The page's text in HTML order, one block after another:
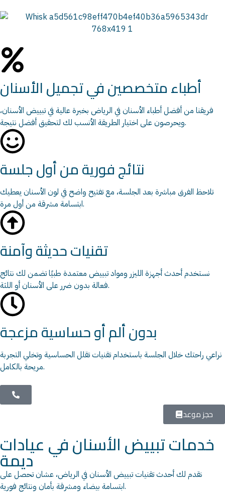
أطباء متخصصين في تجميل الأسنان
فريقنا من أفضل أطباء الأسنان في الرياض بخبرة عالية في تبييض الأسنان،
ويحرصون على اختيار الطريقة الأنسب لك لتحقيق أفضل نتيجة.
نتائج فورية من أول جلسة
تلاحظ الفرق مباشرة بعد الجلسة، مع تفتيح واضح في لون الأسنان يعطيك
ابتسامة مشرقة من أول مرة.
تقنيات حديثة وآمنة
نستخدم أحدث أجهزة الليزر ومواد تبييض معتمدة طبيًا تضمن لك نتائج
فعالة بدون ضرر على الأسنان أو اللثة.
بدون ألم أو حساسية مزعجة
نراعي راحتك خلال الجلسة باستخدام تقنيات تقلل الحساسية وتخلي التجربة
مريحة بالكامل.
حجز موعد
خدمات تبييض الأسنان في عيادات
ديمة
نقدم لك أحدث تقنيات تبييض الأسنان في الرياض، عشان تحصل على
ابتسامة بيضاء ومشرقة بأمان ونتائج فورية.